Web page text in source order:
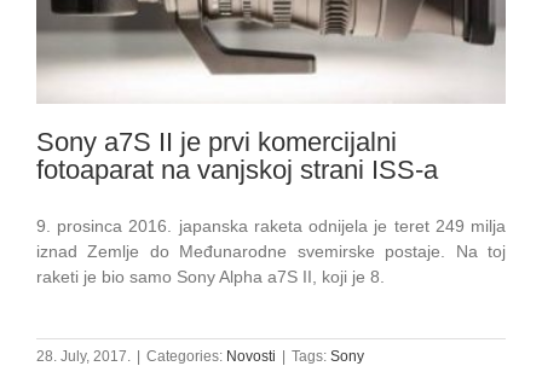
Sony a7S II je prvi komercijalni
fotoaparat na vanjskoj strani ISS-a
9. prosinca 2016. japanska raketa odnijela je teret 249 milja
iznad Zemlje do Međunarodne svemirske postaje. Na toj
raketi je bio samo Sony Alpha a7S II, koji je 8.
28. July, 2017. Categories: Novosti Tags: Sony